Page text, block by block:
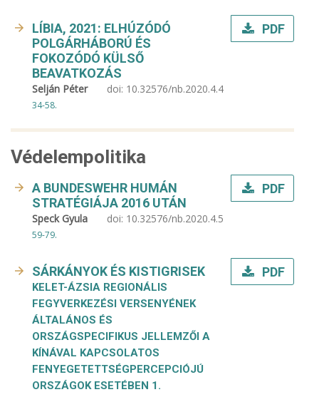
LÍBIA, 2021: ELHÚZÓDÓ
POLGÁRHÁBORÚ ÉS
FOKOZÓDÓ KÜLSŐ
BEAVATKOZÁS
Selján Péter doi: 10.32576/nb.2020.4.4
34-58.
PDF
Védelempolitika
A BUNDESWEHR HUMÁN
STRATÉGIÁJA 2016 UTÁN
Speck Gyula doi: 10.32576/nb.2020.4.5
59-79.
PDF
SÁRKÁNYOK ÉS KISTIGRISEK
KELET-ÁZSIA REGIONÁLIS
FEGYVERKEZÉSI VERSENYÉNEK
ÁLTALÁNOS ÉS
ORSZÁGSPECIFIKUS JELLEMZŐI A
KÍNÁVAL KAPCSOLATOS
FENYEGETETTSÉGPERCEPCIÓJÚ
ORSZÁGOK ESETÉBEN 1.
PDF